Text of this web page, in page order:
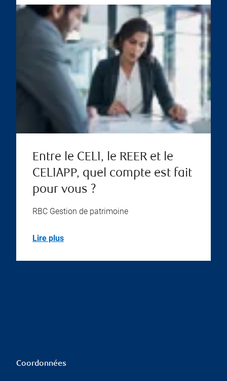
Entre le CELI, le REER et le
CELIAPP, quel compte est fait
pour vous ?
RBC Gestion de patrimoine
Lire plus
Coordonnées